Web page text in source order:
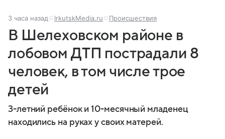
3 часа назад IrkutskMedia.ru Происшествия
В Шелеховском районе в
лобовом ДТП пострадали 8
человек, в том числе трое
детей
3-летний ребёнок и 10-месячный младенец
находились на руках у своих матерей.